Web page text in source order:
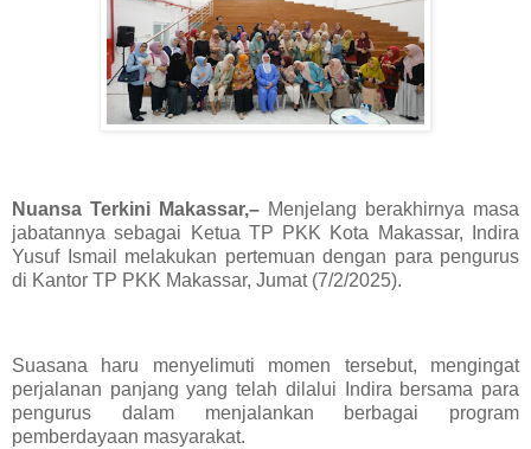
Nuansa Terkini Makassar,– Menjelang berakhirnya masa
jabatannya sebagai Ketua TP PKK Kota Makassar, Indira
Yusuf Ismail melakukan pertemuan dengan para pengurus
di Kantor TP PKK Makassar, Jumat (7/2/2025).
Suasana haru menyelimuti momen tersebut, mengingat
perjalanan panjang yang telah dilalui Indira bersama para
pengurus dalam menjalankan berbagai program
pemberdayaan masyarakat.